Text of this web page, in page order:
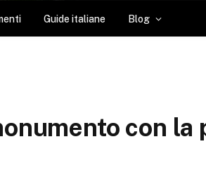
Guide italiane Blog
con la